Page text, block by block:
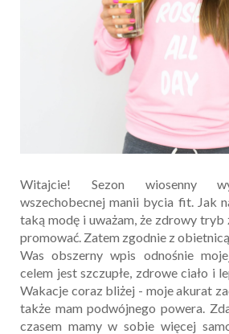
Witajcie! Sezon wiosenny
wszechobecnej manii bycia fit. Jak
taką modę i uważam, że zdrowy tryb
promować. Zatem zgodnie z
Was obszerny wpis odnośnie
celem jest szczupłe, zdrowe ciało i
Wakacje coraz bliżej - moje akurat
także mam podwójnego powera.
czasem mamy w sobie więcej